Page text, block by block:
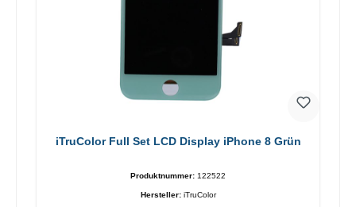
iTruColor Full Set LCD Display iPhone 8 Grün
Produktnummer: 122522
Hersteller: iTruColor